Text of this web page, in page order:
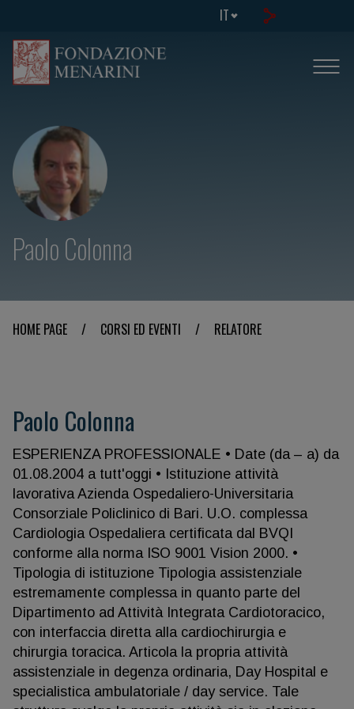
IT
Paolo Colonna
HOME PAGE / CORSI ED EVENTI / RELATORE
Paolo Colonna
ESPERIENZA PROFESSIONALE • Date (da – a) da
01.08.2004 a tutt'oggi • Istituzione attività
lavorativa Azienda Ospedaliero-Universitaria
Consorziale Policlinico di Bari. U.O. complessa
Cardiologia Ospedaliera certificata dal BVQI
conforme alla norma ISO 9001 Vision 2000. •
Tipologia di istituzione Tipologia assistenziale
estremamente complessa in quanto parte del
Dipartimento ad Attività Integrata Cardiotoracico,
con interfaccia diretta alla cardiochirurgia e
chirurgia toracica. Articola la propria attività
assistenziale in degenza ordinaria, Day Hospital e
specialistica ambulatoriale / day service. Tale